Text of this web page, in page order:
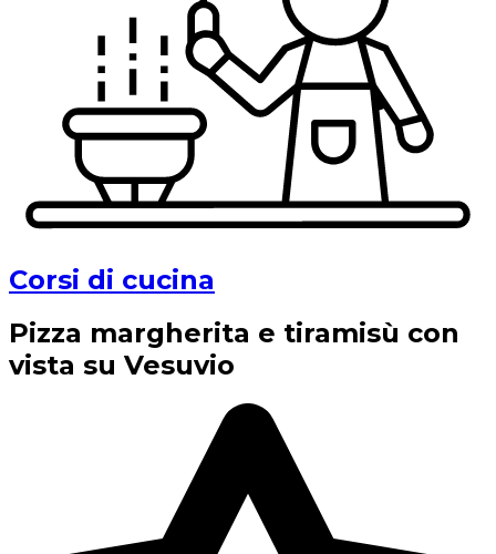
Corsi di cucina
Pizza margherita e tiramisù con
vista su Vesuvio